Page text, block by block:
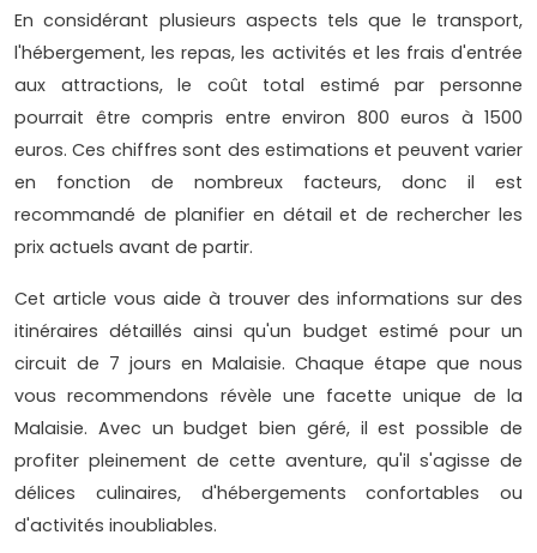
En considérant plusieurs aspects tels que le transport,
l'hébergement, les repas, les activités et les frais d'entrée
aux attractions, le coût total estimé par personne
pourrait être compris entre environ 800 euros à 1500
euros. Ces chiffres sont des estimations et peuvent varier
en fonction de nombreux facteurs, donc il est
recommandé de planifier en détail et de rechercher les
prix actuels avant de partir.
Cet article vous aide à trouver des informations sur des
itinéraires détaillés ainsi qu'un budget estimé pour un
circuit de 7 jours en Malaisie. Chaque étape que nous
vous recommendons révèle une facette unique de la
Malaisie. Avec un budget bien géré, il est possible de
profiter pleinement de cette aventure, qu'il s'agisse de
délices culinaires, d'hébergements confortables ou
d'activités inoubliables.